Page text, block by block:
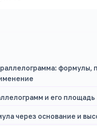
формулы,
и его площадь
через основание и